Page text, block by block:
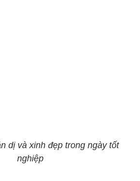
dị và xinh đẹp trong ngày tốt
nghiệp